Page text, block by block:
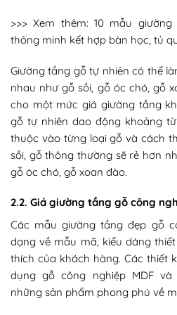
>>> Xem thêm: 10 mẫu
thông minh kết hợp bàn học, tủ
Giường tầng gỗ tự nhiên có thể
nhau như gỗ sồi, gỗ óc chó, gỗ
cho một mức giá giường tầng
gỗ tự nhiên dao động khoảng
thuộc vào từng loại gỗ và cách
sồi, gỗ thông thường sẽ rẻ hơn
gỗ óc chó, gỗ xoan đào.
2.2. Giá giường tầng gỗ công
Các mẫu giường tầng đẹp gỗ
dạng về mẫu mã, kiểu dáng
thích của khách hàng. Các thiết
dụng gỗ công nghiệp MDF và
những sản phẩm phong phú về